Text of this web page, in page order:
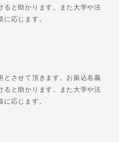
ると助かります。また大学や法
に応じます。
とさせて頂きます。お振込名義
ると助かります。また大学や法
に応じます。